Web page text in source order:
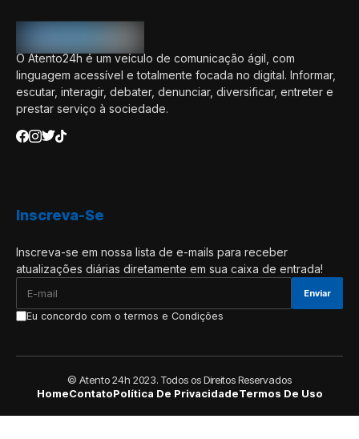
O Atento24h é um veículo de comunicação ágil, com
linguagem acessível e totalmente focada no digital. Informar,
escutar, interagir, debater, denunciar, diversificar, entreter e
prestar serviço à sociedade.
Inscreva-Se
Inscreva-se em nossa lista de e-mails para receber
atualizações diárias diretamente em sua caixa de entrada!
Eu concordo com o termos e Condições
© Atento 24h 2023. Todos os Direitos Reservados
HomeContatoPolítica De PrivacidadeTermos De Uso